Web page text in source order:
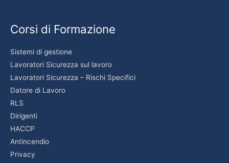
Corsi di Formazione
Sistemi di gestione
Lavoratori Sicurezza sul lavoro
Lavoratori Sicurezza – Rischi Specifici
Datore di Lavoro
RLS
Dirigenti
HACCP
Antincendio
Privacy